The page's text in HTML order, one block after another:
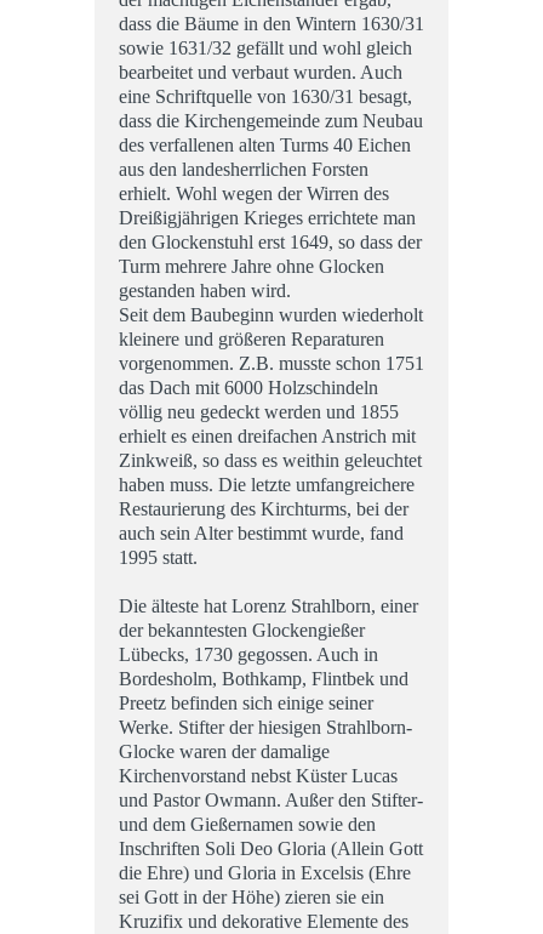
dass die Bäume in den Wintern 1630/31
sowie 1631/32 gefällt und wohl gleich
bearbeitet und verbaut wurden. Auch
eine Schriftquelle von 1630/31 besagt,
dass die Kirchengemeinde zum Neubau
des verfallenen alten Turms 40 Eichen
aus den landesherrlichen Forsten
erhielt. Wohl wegen der Wirren des
Dreißigjährigen Krieges errichtete man
den Glockenstuhl erst 1649, so dass der
Turm mehrere Jahre ohne Glocken
gestanden haben wird.
Seit dem Baubeginn wurden wiederholt
kleinere und größeren Reparaturen
vorgenommen. Z.B. musste schon 1751
das Dach mit 6000 Holzschindeln
völlig neu gedeckt werden und 1855
erhielt es einen dreifachen Anstrich mit
Zinkweiß, so dass es weithin geleuchtet
haben muss. Die letzte umfangreichere
Restaurierung des Kirchturms, bei der
auch sein Alter bestimmt wurde, fand
1995 statt.
Die älteste hat Lorenz Strahlborn, einer
der bekanntesten Glockengießer
Lübecks, 1730 gegossen. Auch in
Bordesholm, Bothkamp, Flintbek und
Preetz befinden sich einige seiner
Werke. Stifter der hiesigen Strahlborn-
Glocke waren der damalige
Kirchenvorstand nebst Küster Lucas
und Pastor Owmann. Außer den Stifter-
und dem Gießernamen sowie den
Inschriften Soli Deo Gloria (Allein Gott
die Ehre) und Gloria in Excelsis (Ehre
sei Gott in der Höhe) zieren sie ein
Kruzifix und dekorative Elemente des